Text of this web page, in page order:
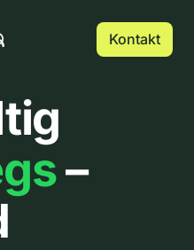
Kontakt
–